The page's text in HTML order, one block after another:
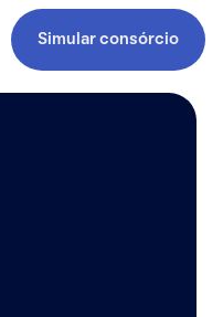
Simular consórcio